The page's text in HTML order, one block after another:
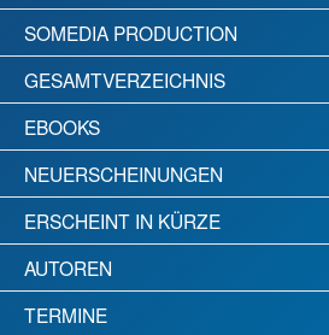
SOMEDIA PRODUCTION
GESAMTVERZEICHNIS
EBOOKS
NEUERSCHEINUNGEN
ERSCHEINT IN KÜRZE
AUTOREN
TERMINE